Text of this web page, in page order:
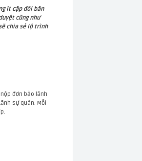
ít cặp đôi băn
cũng như
chia sẻ lộ trình
đơn bảo lãnh
sự quán. Mỗi